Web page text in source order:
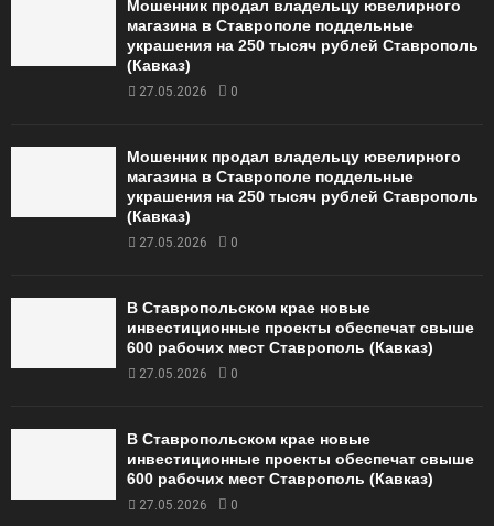
Мошенник продал владельцу ювелирного
магазина в Ставрополе поддельные
украшения на 250 тысяч рублей Ставрополь
(Кавказ)
27.05.2026 0
Мошенник продал владельцу ювелирного
магазина в Ставрополе поддельные
украшения на 250 тысяч рублей Ставрополь
(Кавказ)
27.05.2026 0
В Ставропольском крае новые
инвестиционные проекты обеспечат свыше
600 рабочих мест Ставрополь (Кавказ)
27.05.2026 0
В Ставропольском крае новые
инвестиционные проекты обеспечат свыше
600 рабочих мест Ставрополь (Кавказ)
27.05.2026 0